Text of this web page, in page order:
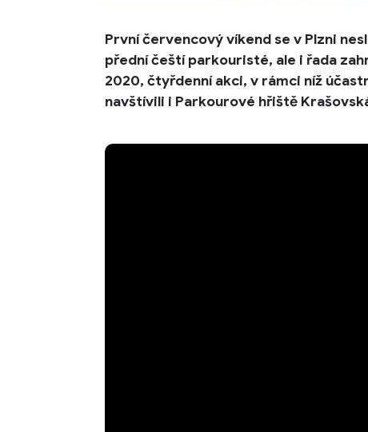
První červencový víkend se v Plzni
přední čeští parkouristé, ale i řada
2020, čtyřdenní akci, v rámci níž
navštívili i Parkourové hřiště